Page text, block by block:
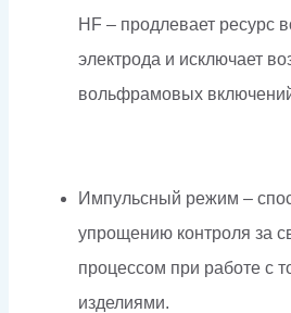
HF – продлевает ресурс
электрода и исключает
вольфрамовых
Импульсный режим –
упрощению контроля за
процессом при работе с
изделиями.